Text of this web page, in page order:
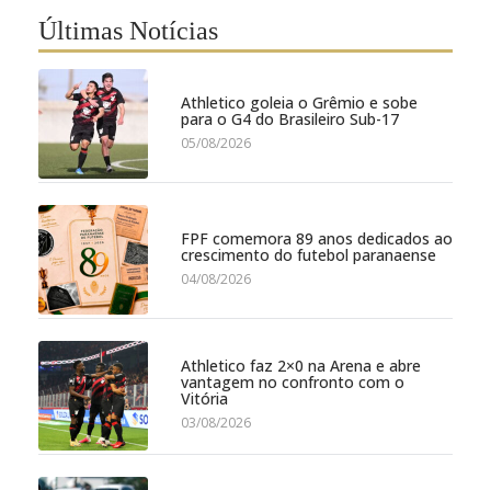
Últimas Notícias
Athletico goleia o Grêmio e sobe
para o G4 do Brasileiro Sub-17
05/08/2026
FPF comemora 89 anos dedicados ao
crescimento do futebol paranaense
04/08/2026
Athletico faz 2×0 na Arena e abre
vantagem no confronto com o
Vitória
03/08/2026